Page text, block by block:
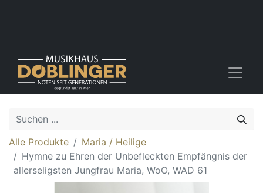
Alle Produkte
Maria / Heilige
Hymne zu Ehren der Unbefleckten Empfängnis der
allerseligsten Jungfrau Maria, WoO, WAD 61